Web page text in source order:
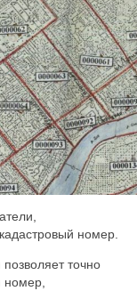
номер.
точно
номер,